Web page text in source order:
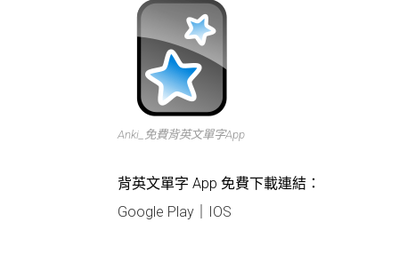
Anki_免費背英文單字App
背英文單字 App 免費下載連結：
Google Play
IOS